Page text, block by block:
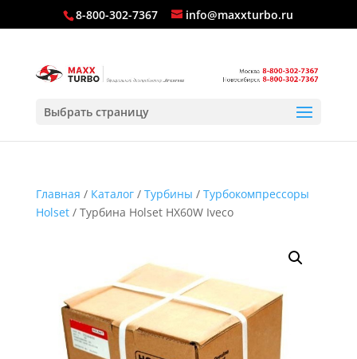
8-800-302-7367 info@maxxturbo.ru
Выбрать страницу
Главная / Каталог/ Турбины / Турбокомпрессоры
Holset/ Турбина Holset HX60W Iveco